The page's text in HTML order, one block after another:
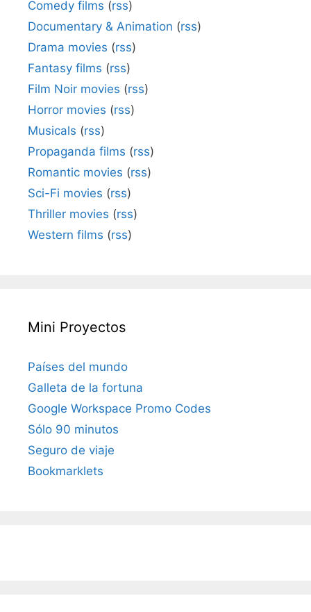
Comedy films (rss)
Documentary & Animation (rss)
Drama movies (rss)
Fantasy films (rss)
Film Noir movies (rss)
Horror movies (rss)
Musicals (rss)
Propaganda films (rss)
Romantic movies (rss)
Sci-Fi movies (rss)
Thriller movies (rss)
Western films (rss)
Mini Proyectos
Países del mundo
Galleta de la fortuna
Google Workspace Promo Codes
Sólo 90 minutos
Seguro de viaje
Bookmarklets